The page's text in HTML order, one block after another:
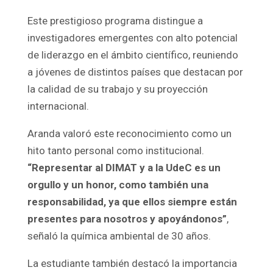
Este prestigioso programa distingue a
investigadores emergentes con alto potencial
de liderazgo en el ámbito científico, reuniendo
a jóvenes de distintos países que destacan por
la calidad de su trabajo y su proyección
internacional.
Aranda valoró este reconocimiento como un
hito tanto personal como institucional.
“Representar al DIMAT y a la UdeC es un
orgullo y un honor, como también una
responsabilidad, ya que ellos siempre están
presentes para nosotros y apoyándonos”,
señaló la química ambiental de 30 años.
La estudiante también destacó la importancia